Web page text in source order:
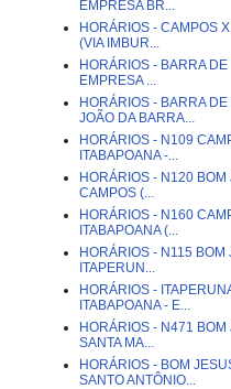
EMPRESA BR...
HORÁRIOS - CAMPOS
(VIA IMBUR...
HORÁRIOS - BARRA
EMPRESA ...
HORÁRIOS - BARRA
JOÃO DA BARRA...
HORÁRIOS - N109
ITABAPOANA -...
HORÁRIOS - N120
CAMPOS (...
HORÁRIOS - N160
ITABAPOANA (...
HORÁRIOS - N115 BOM
ITAPERUN...
HORÁRIOS -
ITABAPOANA - E...
HORÁRIOS - N471
SANTA MA...
HORÁRIOS - BOM
SANTO ANTÔNIO...